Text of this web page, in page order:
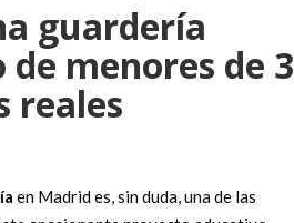
guardería
menores de 3
reales
en Madrid es, sin duda, una de las